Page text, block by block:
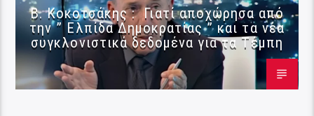
Β. Κοκοτσάκης : Γιατί αποχώρησα από
την ” Ελπίδα Δημοκρατίας ” και τα νέα
συγκλονιστικά δεδομένα για τα Τέμπη